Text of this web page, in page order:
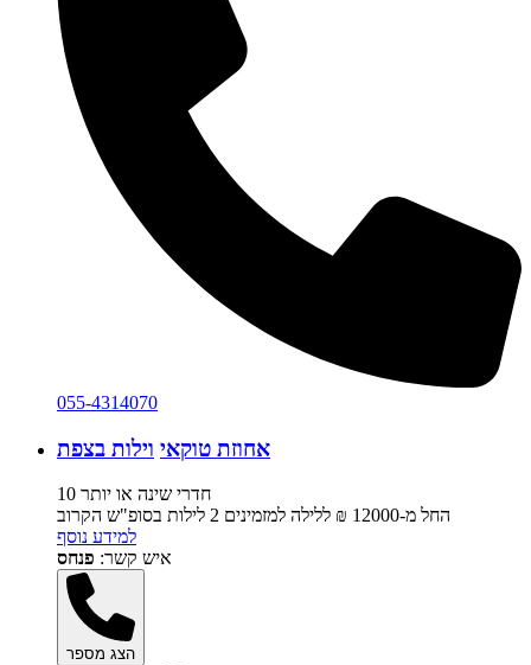
055-4314070
אחוזת טוקאי וילות בצפת
10 חדרי שינה או יותר
החל מ-‏12000 ₪ ללילה למזמינים 2 לילות בסופ"ש הקרוב
למידע נוסף
איש קשר: פנחס
הצג מספר